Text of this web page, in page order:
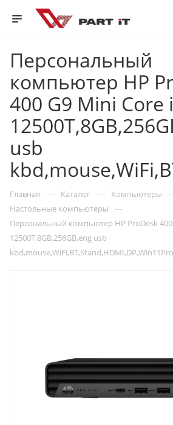
Персональный
компьютер HP
400 G9 Mini Core
usb
Главная — Каталог — Компьютеры
Настольные компьютеры —
Персональный компьютер HP ProDesk 400
12500T,8GB,256GB,eng usb